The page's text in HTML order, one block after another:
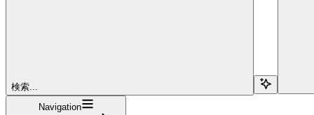
検索...
Navigation